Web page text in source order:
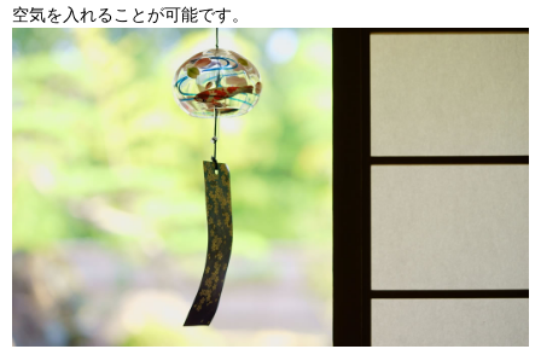
空気を入れることが可能です。